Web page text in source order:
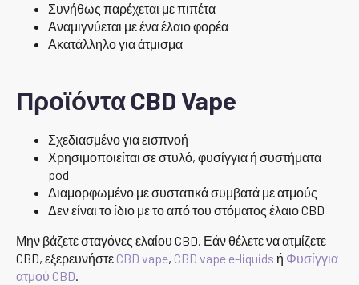
Συνήθως παρέχεται με πιπέτα
Αναμιγνύεται με ένα έλαιο φορέα
Ακατάλληλο για άτμισμα
Προϊόντα CBD Vape
Σχεδιασμένο για εισπνοή
Χρησιμοποιείται σε στυλό, φυσίγγια ή συστήματα
pod
Διαμορφωμένο με συστατικά συμβατά με ατμούς
Δεν είναι το ίδιο με το από του στόματος έλαιο CBD
Μην βάζετε σταγόνες ελαίου CBD. Εάν θέλετε να ατμίζετε
CBD, εξερευνήστε CBD vape, CBD vape e-liquids ή Φυσίγγια
ατμού CBD.